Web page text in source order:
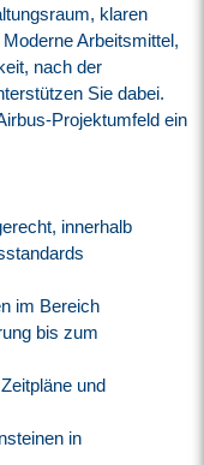
klaren
Arbeitsmittel,
nach der
Sie dabei.
Projektumfeld ein
innerhalb
im Bereich
bis zum
und
in